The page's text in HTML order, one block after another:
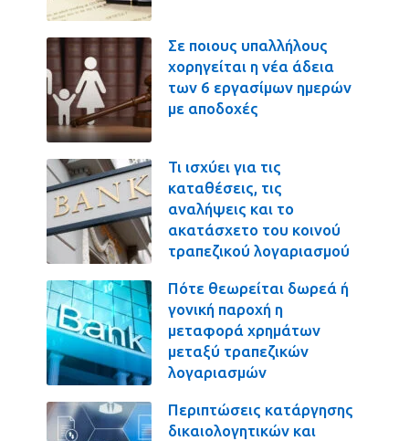
Σε ποιους υπαλλήλους
χορηγείται η νέα άδεια
των 6 εργασίμων ημερών
με αποδοχές
Τι ισχύει για τις
καταθέσεις, τις
αναλήψεις και το
ακατάσχετο του κοινού
τραπεζικού λογαριασμού
Πότε θεωρείται δωρεά ή
γονική παροχή η
μεταφορά χρημάτων
μεταξύ τραπεζικών
λογαριασμών
Περιπτώσεις κατάργησης
δικαιολογητικών και